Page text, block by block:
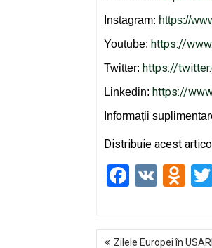
Instagram: https://
Youtube: https://
Twitter: https://
Linkedin: https://
Informații
Distribuie acest
F
V
O
NAVIGARE
Zilele Europei în